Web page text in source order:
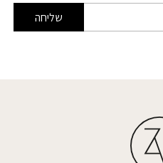
שליחה